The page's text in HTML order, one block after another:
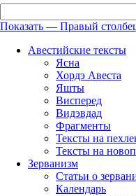
Правый
столбец
Показать — Правый
Авестийские тексты
Ясна
Хордэ Авеста
Яшты
Висперед
Видэвдад
Фрагменты
Тексты на
Тексты на
Зерванизм
Статьи о
Календарь